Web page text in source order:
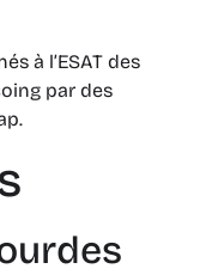
à l’ESAT des
par des